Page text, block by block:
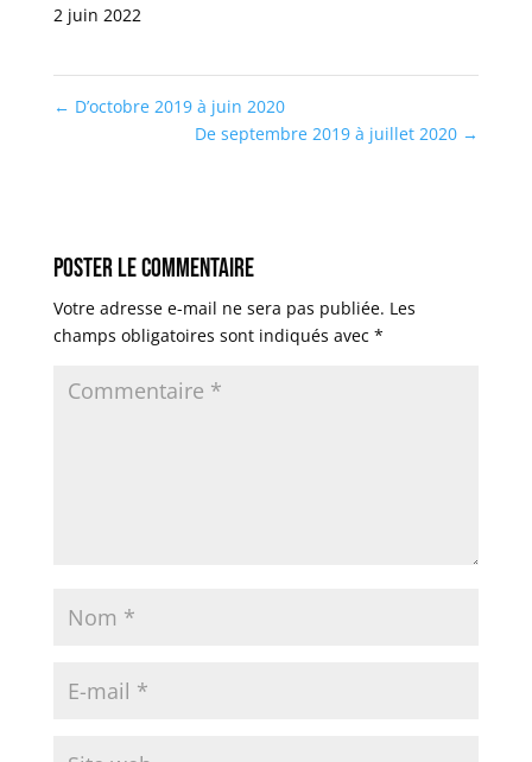
2 juin 2022
← D’octobre 2019 à juin 2020
De septembre 2019 à juillet 2020 →
Poster le commentaire
Votre adresse e-mail ne sera pas publiée. Les
champs obligatoires sont indiqués avec *